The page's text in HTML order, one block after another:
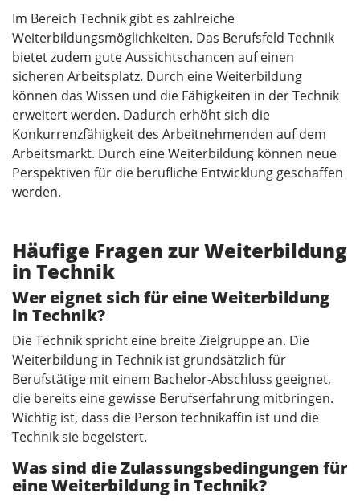
Im Bereich Technik gibt es zahlreiche
Weiterbildungsmöglichkeiten. Das Berufsfeld Technik
bietet zudem gute Aussichtschancen auf einen
sicheren Arbeitsplatz. Durch eine Weiterbildung
können das Wissen und die Fähigkeiten in der Technik
erweitert werden. Dadurch erhöht sich die
Konkurrenzfähigkeit des Arbeitnehmenden auf dem
Arbeitsmarkt. Durch eine Weiterbildung können neue
Perspektiven für die berufliche Entwicklung geschaffen
werden.
Häufige Fragen zur Weiterbildung
in Technik
Wer eignet sich für eine Weiterbildung
in Technik?
Die Technik spricht eine breite Zielgruppe an. Die
Weiterbildung in Technik ist grundsätzlich für
Berufstätige mit einem Bachelor-Abschluss geeignet,
die bereits eine gewisse Berufserfahrung mitbringen.
Wichtig ist, dass die Person technikaffin ist und die
Technik sie begeistert.
Was sind die Zulassungsbedingungen für
eine Weiterbildung in Technik?